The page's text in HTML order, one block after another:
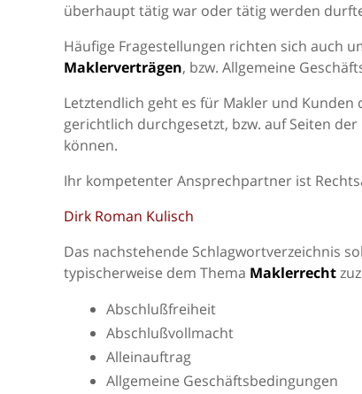
überhaupt tätig war oder tätig werden
Häufige Fragestellungen richten sich auch
Maklerverträgen, bzw. Allgemeine
Letztendlich geht es für Makler und
gerichtlich durchgesetzt, bzw. auf Seiten
können.
Ihr kompetenter Ansprechpartner ist
Dirk Roman Kulisch
Das nachstehende Schlagwortverzeichnis
typischerweise dem Thema Maklerrecht
Abschlußfreiheit
Abschlußvollmacht
Alleinauftrag
Allgemeine Geschäftsbedingungen